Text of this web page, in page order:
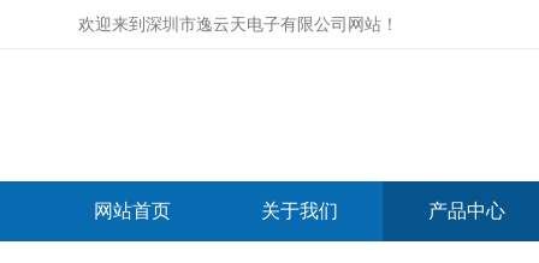
欢迎来到 深圳市逸云天电子有限公司网站 ！
网站首页 关于我们 产品中心